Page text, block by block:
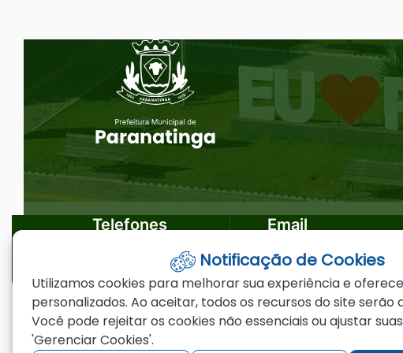
para
rodapé
[alt+4]
Seção do Rodapé e Ouvidoria/
Telefones
(66)3573-4200
Email
©2026 - Prefeitura Municipal de Paranatinga - MT
Notificação de Cookies
Utilizamos cookies para melhorar sua experiência e
personalizados. Ao aceitar, todos os recursos do site serão
Você pode rejeitar os cookies não essenciais ou ajustar
'Gerenciar Cookies'.